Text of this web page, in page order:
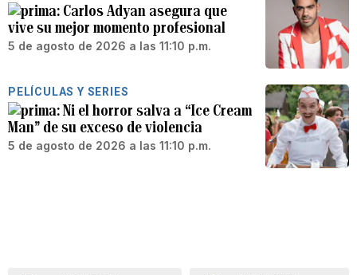
Carlos Adyan asegura que
vive su mejor momento profesional
5 de agosto de 2026 a las 11:10 p.m.
PELÍCULAS Y SERIES
Ni el horror salva a “Ice Cream
Man” de su exceso de violencia
5 de agosto de 2026 a las 11:10 p.m.